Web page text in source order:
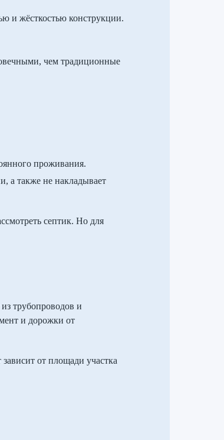
и жёсткостью конструкции.
чем традиционные
проживания.
а также не накладывает
септик. Но для
трубопроводов и
и дорожки от
от площади участка